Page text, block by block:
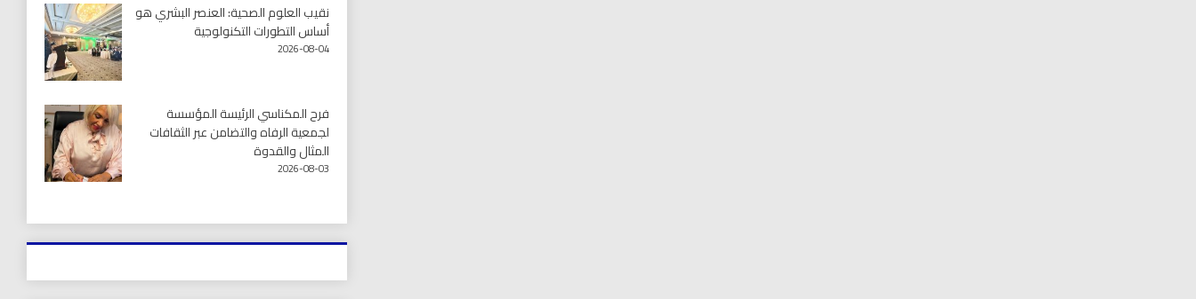
نقيب العلوم الصحية: العنصر البشري هو
أساس التطورات التكنولوجية
2026-08-04
فرح المكناسي الرئيسة المؤسسة
لجمعية الرفاه والتضامن عبر الثقافات
المثال والقدوة
2026-08-03